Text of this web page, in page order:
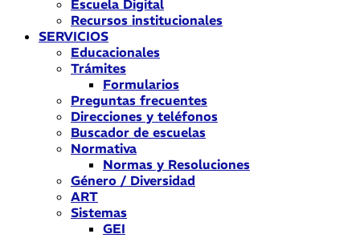
Escuela Digital
Recursos institucionales
SERVICIOS
Educacionales
Trámites
Formularios
Preguntas frecuentes
Direcciones y teléfonos
Buscador de escuelas
Normativa
Normas y Resoluciones
Género / Diversidad
ART
Sistemas
GEI